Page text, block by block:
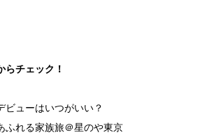
らチェック！
ビューはいつがいい？
ふれる家族旅＠星のや東京